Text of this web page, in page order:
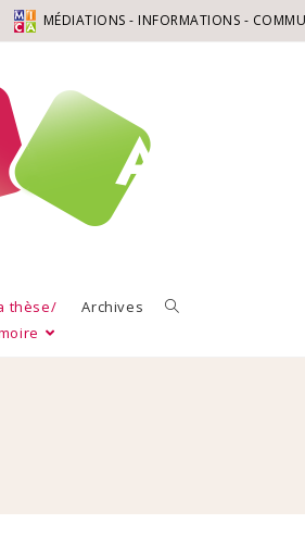
MÉDIATIONS - INFORMATIONS -
thèse/
Archives